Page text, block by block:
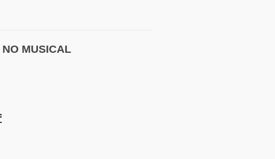
MUSICAL